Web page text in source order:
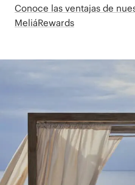
Conoce las ventajas de
MeliáRewards